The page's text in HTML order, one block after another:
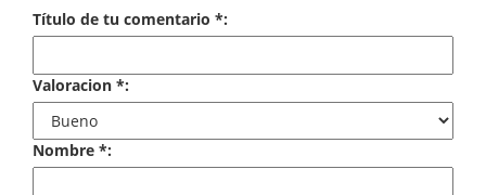
Ensayo
Ensayo literario
Título de tu comentario *:
Valoracion *:
Nombre *: